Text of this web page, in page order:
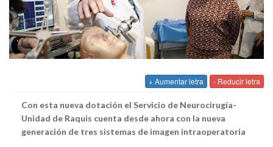
+ Aumentar letra - Reducir letra
Con esta nueva dotación el Servicio de Neurocirugía-
Unidad de Raquis cuenta desde ahora con la nueva
generación de tres sistemas de imagen intraoperatoria